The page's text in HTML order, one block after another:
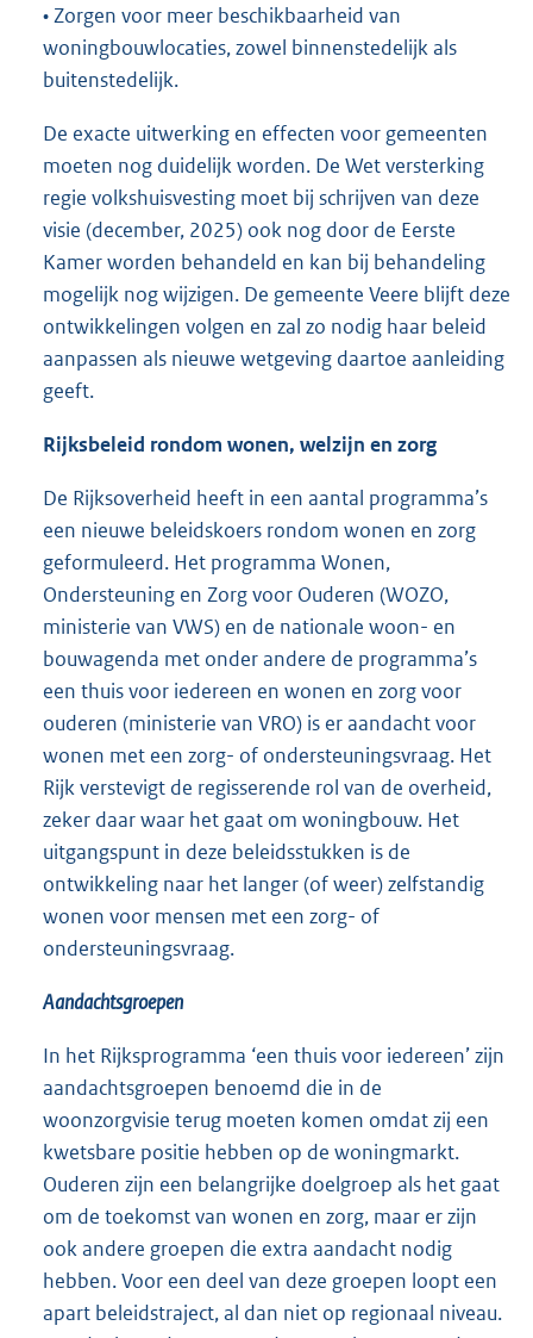
• Zorgen voor meer beschikbaarheid van
woningbouwlocaties, zowel binnenstedelijk als
buitenstedelijk.
De exacte uitwerking en effecten voor gemeenten
moeten nog duidelijk worden. De Wet versterking
regie volkshuisvesting moet bij schrijven van deze
visie (december, 2025) ook nog door de Eerste
Kamer worden behandeld en kan bij behandeling
mogelijk nog wijzigen. De gemeente Veere blijft deze
ontwikkelingen volgen en zal zo nodig haar beleid
aanpassen als nieuwe wetgeving daartoe aanleiding
geeft.
Rijksbeleid rondom wonen, welzijn en zorg
De Rijksoverheid heeft in een aantal programma’s
een nieuwe beleidskoers rondom wonen en zorg
geformuleerd. Het programma Wonen,
Ondersteuning en Zorg voor Ouderen (WOZO,
ministerie van VWS) en de nationale woon- en
bouwagenda met onder andere de programma’s
een thuis voor iedereen en wonen en zorg voor
ouderen (ministerie van VRO) is er aandacht voor
wonen met een zorg- of ondersteuningsvraag. Het
Rijk verstevigt de regisserende rol van de overheid,
zeker daar waar het gaat om woningbouw. Het
uitgangspunt in deze beleidsstukken is de
ontwikkeling naar het langer (of weer) zelfstandig
wonen voor mensen met een zorg- of
ondersteuningsvraag.
Aandachtsgroepen
In het Rijksprogramma ‘een thuis voor iedereen’ zijn
aandachtsgroepen benoemd die in de
woonzorgvisie terug moeten komen omdat zij een
kwetsbare positie hebben op de woningmarkt.
Ouderen zijn een belangrijke doelgroep als het gaat
om de toekomst van wonen en zorg, maar er zijn
ook andere groepen die extra aandacht nodig
hebben. Voor een deel van deze groepen loopt een
apart beleidstraject, al dan niet op regionaal niveau.